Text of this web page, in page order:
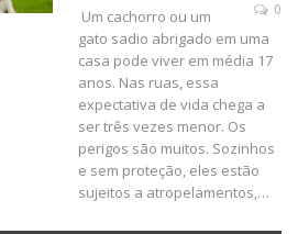
0
Um cachorro ou um
gato sadio abrigado em uma
casa pode viver em média 17
anos. Nas ruas, essa
expectativa de vida chega a
ser três vezes menor. Os
perigos são muitos. Sozinhos
e sem proteção, eles estão
sujeitos a atropelamentos, …